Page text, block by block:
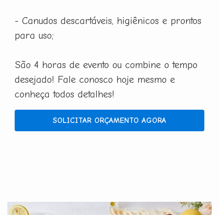
- Canudos descartáveis, higiênicos e prontos
para uso;
São 4 horas de evento ou combine o tempo
desejado! Fale conosco hoje mesmo e
conheça todos detalhes!
SOLICITAR ORÇAMENTO AGORA